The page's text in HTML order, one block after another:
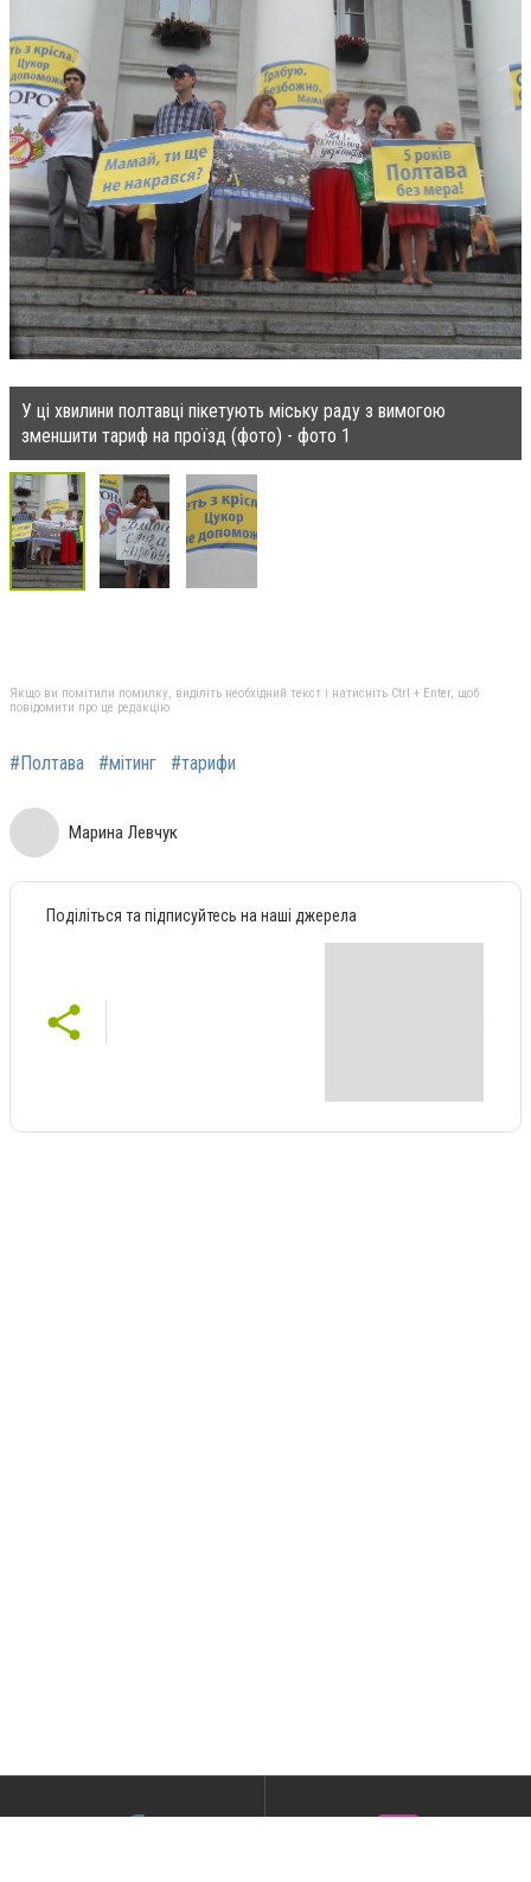
У ці хвилини полтавці пікетують міську раду з вимогою
зменшити тариф на проїзд (фото) - фото 1
Якщо ви помітили помилку, виділіть необхідний текст і натисніть Ctrl + Enter, щоб
повідомити про це редакцію
#Полтава #мітинг #тарифи
Марина Левчук
Поділіться та підписуйтесь на наші джерела